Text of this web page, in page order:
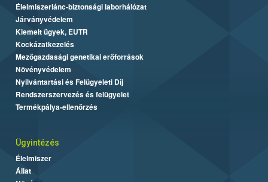
Élelmiszerlánc-biztonsági laborhálózat
Járványvédelem
Kiemelt ügyek, EUTR
Kockázatkezelés
Mezőgazdasági genetikai erőforrások
Növényvédelem
Nyilvántartási és Felügyeleti Díj
Rendszerszervezés és felügyelet
Termékpálya-ellenőrzés
Ügyintézés
Élelmiszer
Állat